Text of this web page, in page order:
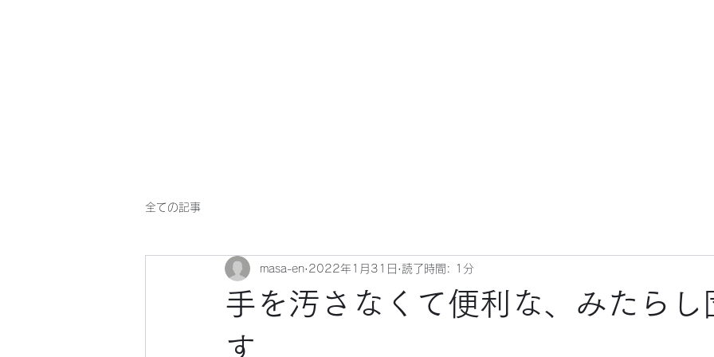
全ての記事
手を汚さなくて便利な、みたらし
す
masa-en 2022年1月31日 読了時間: 1分